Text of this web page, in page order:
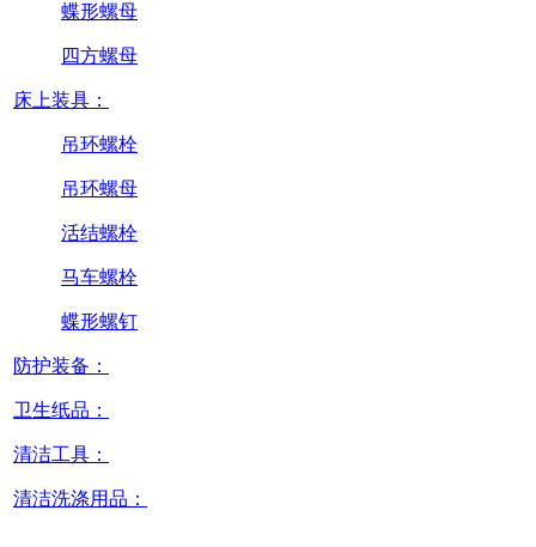
蝶形螺母
四方螺母
床上装具：
吊环螺栓
吊环螺母
活结螺栓
马车螺栓
蝶形螺钉
防护装备：
卫生纸品：
清洁工具：
清洁洗涤用品：